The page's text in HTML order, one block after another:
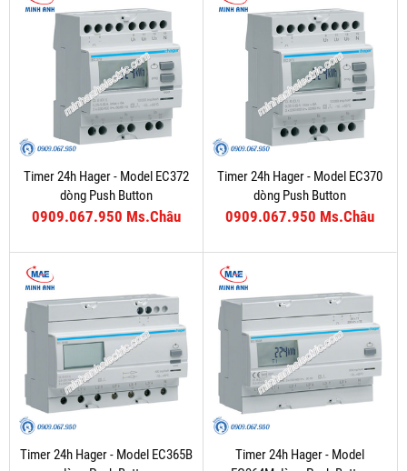
Timer 24h Hager - Model EC372
dòng Push Button
0909.067.950 Ms.Châu
Timer 24h Hager - Model EC370
dòng Push Button
0909.067.950 Ms.Châu
Timer 24h Hager - Model EC365B
Timer 24h Hager - Model